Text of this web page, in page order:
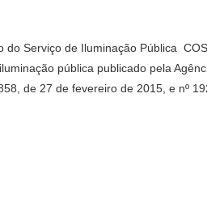
Serviço de Iluminação Pública 
pública publicado pela
de 27 de fevereiro de 2015, e nº